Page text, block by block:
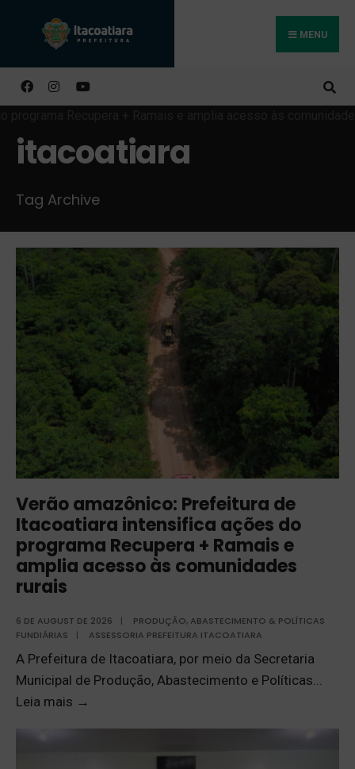
MENU
itacoatiara
Tag Archive
Verão amazônico: Prefeitura de
Itacoatiara intensifica ações do
programa Recupera + Ramais e
amplia acesso às comunidades
rurais
6 DE AUGUST DE 2026 |
PRODUÇÃO, ABASTECIMENTO & POLÍTICAS
FUNDIÁRIAS
| ASSESSORIA PREFEITURA ITACOATIARA
A Prefeitura de Itacoatiara, por meio da Secretaria
Municipal de Produção, Abastecimento e Políticas...
Leia mais →
Buscar